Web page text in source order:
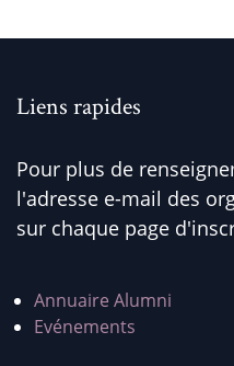
Liens rapides
Pour plus de
l'adresse e-mail des
sur chaque page
Annuaire Alumni
Evénements